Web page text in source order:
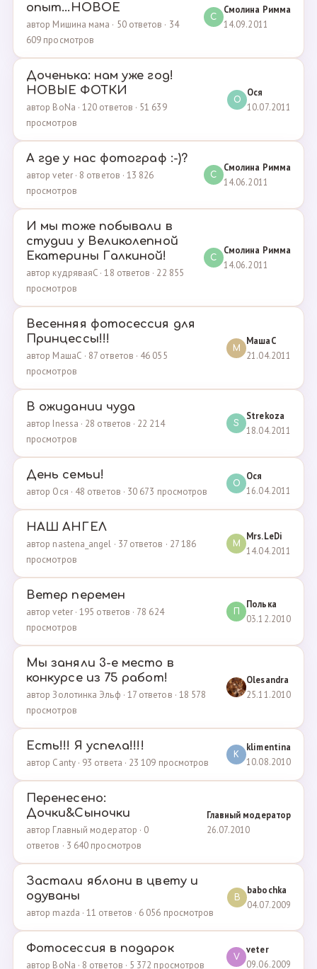
опыт...НОВОЕ
автор Мишина мама · 50 ответов · 34
609 просмотров
С
Смолина Римма
14.09.2011
Доченька: нам уже год!
НОВЫЕ ФОТКИ
автор BoNa · 120 ответов · 51 639
просмотров
О
Ося
10.07.2011
А где у нас фотограф :-)?
автор veter · 8 ответов · 13 826
просмотров
С
Смолина Римма
14.06.2011
И мы тоже побывали в
студии у Великолепной
Екатерины Галкиной!
автор кудряваяC · 18 ответов · 22 855
просмотров
С
Смолина Римма
14.06.2011
Весенняя фотосессия для
Принцессы!!!
автор МашаС · 87 ответов · 46 055
просмотров
М
МашаС
21.04.2011
В ожидании чуда
автор Inessa · 28 ответов · 22 214
просмотров
S
Strekoza
18.04.2011
День семьи!
автор Ося · 48 ответов · 30 673 просмотров
О
Ося
16.04.2011
НАШ АНГЕЛ
автор nastena_angel · 37 ответов · 27 186
просмотров
M
Mrs.LeDi
14.04.2011
Ветер перемен
автор veter · 195 ответов · 78 624
просмотров
Полька
03.12.2010
Мы заняли 3-е место в
конкурсе из 75 работ!
автор Золотинка Эльф · 17 ответов · 18 578
просмотров
Olesandra
25.11.2010
Есть!!! Я успела!!!!
автор Canty · 93 ответа · 23 109 просмотров
K
klimentina
10.08.2010
Перенесено:
Дочки&Сыночки
автор Главный модератор · 0
ответов · 3 640 просмотров
Главный модератор
26.07.2010
Застали яблони в цвету и
одуваны
автор mazda · 11 ответов · 6 056 просмотров
B
babochka
04.07.2009
Фотосессия в подарок
автор BoNa · 8 ответов · 5 372 просмотров
V
veter
09.06.2009